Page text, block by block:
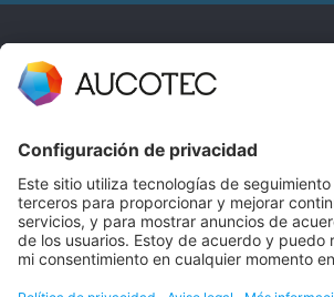
CONTACTO
Teléfono +49 511 6103 0
AUCOTEC AG